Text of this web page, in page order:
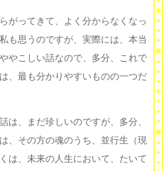
がってきて、よく分からなくなっ
も思うのですが、実際には、本当
やこしい話なので、多分、これで
、最も分かりやすいものの一つだ
、まだ珍しいのですが、多分、
、その方の魂のうち、並行生（現
は、未来の人生において、たいて